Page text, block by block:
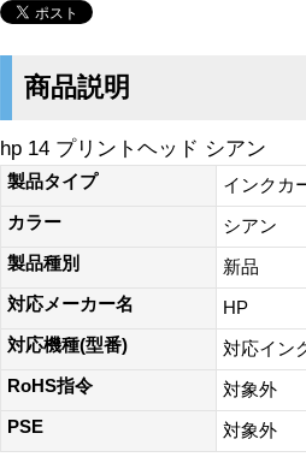
商品説明
hp 14 プリントヘッド シアン
製品タイプ
インクカ
カラー
シアン
製品種別
新品
対応メーカー名
HP
対応機種(型番)
対応イン
RoHS指令
対象外
PSE
対象外